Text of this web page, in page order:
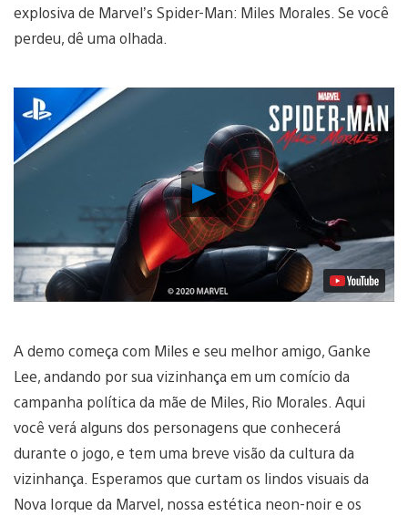
explosiva de Marvel’s Spider-Man: Miles Morales. Se você
perdeu, dê uma olhada.
Reproduzir
Vídeo
A demo começa com Miles e seu melhor amigo, Ganke
Lee, andando por sua vizinhança em um comício da
campanha política da mãe de Miles, Rio Morales. Aqui
você verá alguns dos personagens que conhecerá
durante o jogo, e tem uma breve visão da cultura da
vizinhança. Esperamos que curtam os lindos visuais da
Nova Iorque da Marvel, nossa estética neon-noir e os